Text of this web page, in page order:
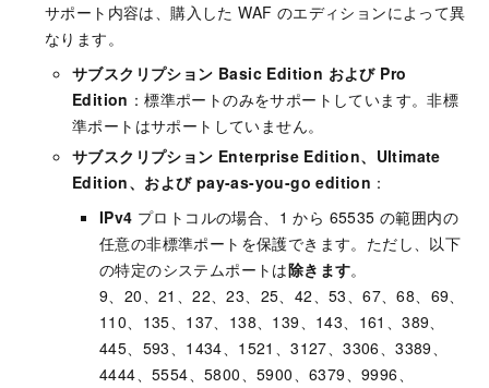
サポート内容は、購入した WAF のエディションによって異
なります。
サブスクリプション Basic Edition および Pro
Edition ：標準ポートのみをサポートしています。非標
準ポートはサポートしていません。
サブスクリプション Enterprise Edition、Ultimate
Edition、および pay-as-you-go edition ：
IPv4 プロトコルの場合、1 から 65535 の範囲内の
任意の非標準ポートを保護できます。ただし、以下
の特定のシステムポートは除きます。
9、20、21、22、23、25、42、53、67、68、69、
110、135、137、138、139、143、161、389、
445、593、1434、1521、3127、3306、3389、
4444、5554、5800、5900、6379、9996、